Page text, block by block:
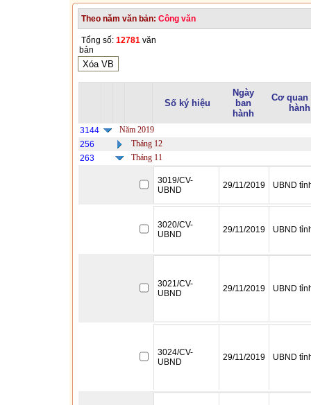
Theo năm văn bản: Công văn
Tổng số: 12781 văn
bản
Số ký hiệu
Ngày
ban
hành
Cơ quan
hành
3144
Năm 2019
256
Tháng 12
263
Tháng 11
3019/CV-
UBND
29/11/2019 UBND
3020/CV-
UBND
29/11/2019 UBND
3021/CV-
UBND
29/11/2019 UBND
3024/CV-
UBND
29/11/2019 UBND